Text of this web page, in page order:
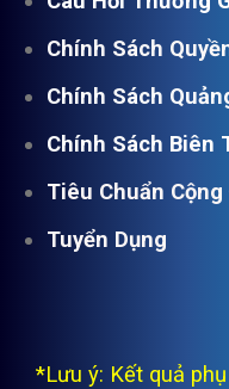
Chính Sách
Chính Sách
Chính Sách Biên
Tiêu Chuẩn
Tuyển Dụng
*Lưu ý: Kết quả